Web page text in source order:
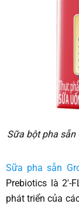
Sữa bột pha sẵn
Sữa pha sẵn
Prebiotics là 2'-
phát triển của